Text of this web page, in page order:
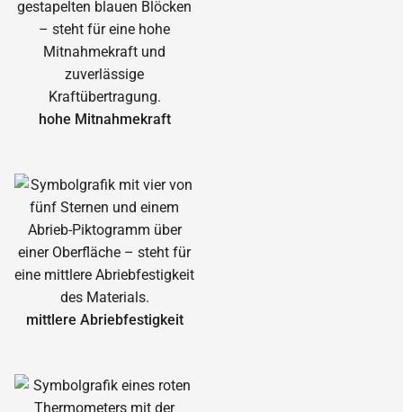
hohe Mitnahmekraft
mittlere Abrieb­festigkeit